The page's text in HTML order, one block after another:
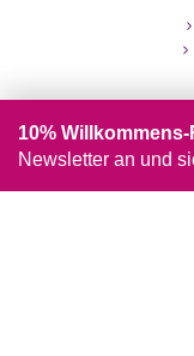
10%
Newsletter an und